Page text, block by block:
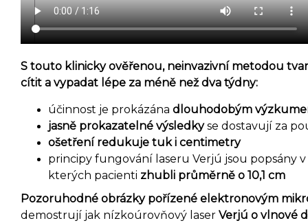
S touto klinicky ověřenou, neinvazivní metodou
cítit a vypadat lépe za méně než dva týdny:
účinnost je prokázána dlouhodobým
jasně prokazatelné výsledkyse dostavují za
ošetření redukuje tuk i centimetry
principy fungování laseru Verjú jsou popsány v
kterých pacienti zhubli průměrně o 10,1 cm
Pozoruhodné obrázky pořízené elektronovým
demostrují jak nízkoúrovňový laser Verjú o vlnové